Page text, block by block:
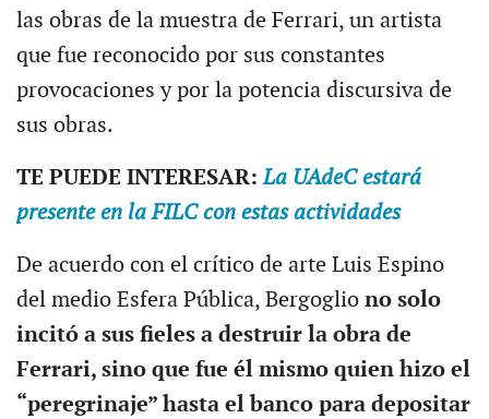
las obras de la muestra de Ferrari, un artista
que fue reconocido por sus constantes
provocaciones y por la potencia discursiva de
sus obras.
TE PUEDE INTERESAR:La UAdeC estará
presente en la FILC con estas actividades
De acuerdo con el crítico de arte Luis Espino
del medio Esfera Pública, Bergoglio no solo
incitó a sus fieles a destruir la obra de
Ferrari, sino que fue él mismo quien hizo el
“peregrinaje” hasta el banco para depositar